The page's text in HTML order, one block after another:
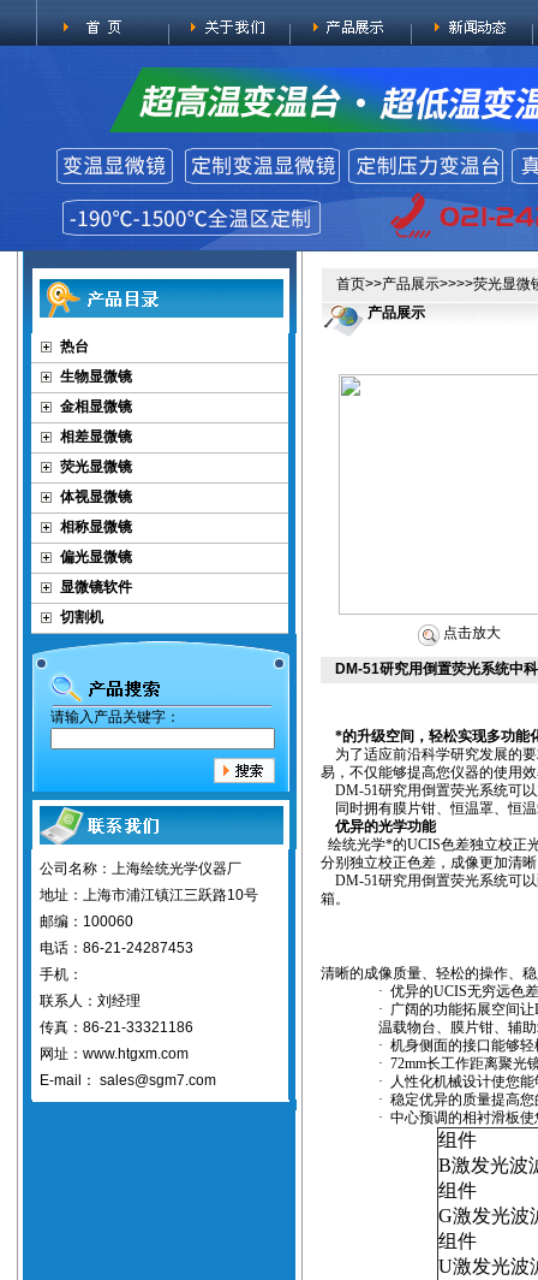
热台
生物显微镜
金相显微镜
相差显微镜
荧光显微镜
体视显微镜
相称显微镜
偏光显微镜
显微镜软件
切割机
请输入产品关键字：
公司名称：上海绘统光学仪器厂
地址：上海市浦江镇江三跃路10号
邮编：100060
电话：86-21-24287453
手机：
联系人：刘经理
传真：86-21-33321186
网址：www.htgxm.com
E-mail： sales@sgm7.com
首页>>产品展示>>>>荧光显微
产品展示
点击放大
DM-51研究用倒置荧光系统中
*的升级空间，轻松实现多功能
为了适应前沿科学研究发展的
易，不仅能够提高您仪器的使用
DM-51研究用倒置荧光系统可
同时拥有膜片钳、恒温罩、恒
优异的光学功能
绘统光学*的UCIS色差独立校正
分别独立校正色差，成像更加清
DM-51研究用倒置荧光系统可
箱。
清晰的成像质量、轻松的操作、
· 优异的UCIS无穷远色
· 广阔的功能拓展空间让
温载物台、膜片钳、辅
· 机身侧面的接口能够
· 72mm长工作距离聚光
·
人性化机械设计使您
· 稳定优异的质量提高
· 中心预调的相衬滑板
组件
B激发光波
组件
G激发光波
组件
U激发光波